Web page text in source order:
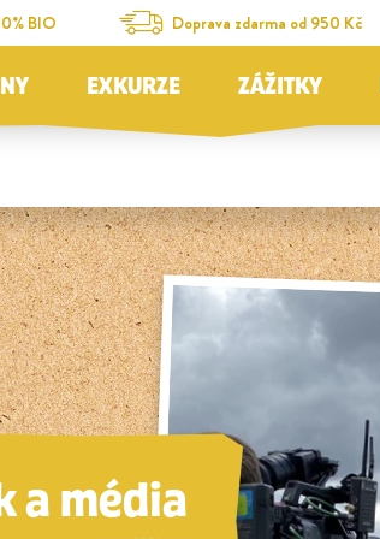
BIO Doprava zdarma od 950 Kč
EXKURZE ZÁŽITKY
a média